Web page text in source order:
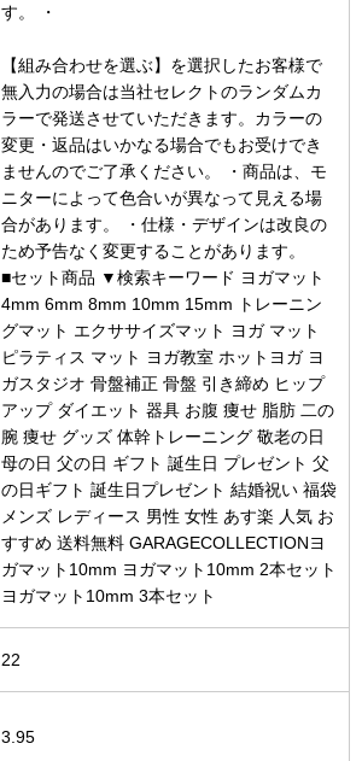
す。 ・
【組み合わせを選ぶ】を選択したお客様で
無入力の場合は当社セレクトのランダムカ
ラーで発送させていただきます。カラーの
変更・返品はいかなる場合でもお受けでき
ませんのでご了承ください。 ・商品は、モ
ニターによって色合いが異なって見える場
合があります。 ・仕様・デザインは改良の
ため予告なく変更することがあります。
■セット商品 ▼検索キーワード ヨガマット
4mm 6mm 8mm 10mm 15mm トレーニン
グマット エクササイズマット ヨガ マット
ピラティス マット ヨガ教室 ホットヨガ ヨ
ガスタジオ 骨盤補正 骨盤 引き締め ヒップ
アップ ダイエット 器具 お腹 痩せ 脂肪 二の
腕 痩せ グッズ 体幹トレーニング 敬老の日
母の日 父の日 ギフト 誕生日 プレゼント 父
の日ギフト 誕生日プレゼント 結婚祝い 福袋
メンズ レディース 男性 女性 あす楽 人気 お
すすめ 送料無料 GARAGECOLLECTIONヨ
ガマット10mm ヨガマット10mm 2本セット
ヨガマット10mm 3本セット
22
3.95